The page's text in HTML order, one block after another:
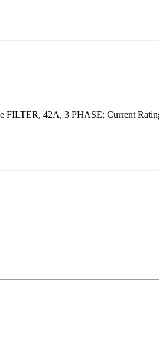
FILTER, 42A, 3 PHASE; Current